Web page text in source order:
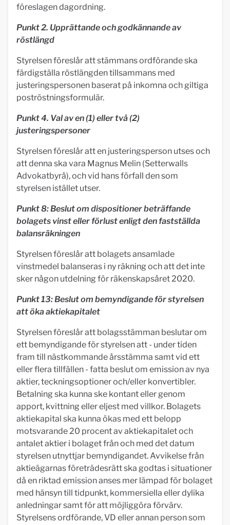
föreslagen dagordning.
Punkt 2. Upprättande och godkännande av
röstlängd
Styrelsen föreslår att stämmans ordförande ska
färdigställa röstlängden tillsammans med
justeringspersonen baserat på inkomna och giltiga
poströstningsformulär.
Punkt 4. Val av en (1) eller två (2)
justeringspersoner
Styrelsen föreslår att en justeringsperson utses och
att denna ska vara Magnus Melin (Setterwalls
Advokatbyrå), och vid hans förfall den som
styrelsen istället utser.
Punkt 8: Beslut om dispositioner beträffande
bolagets vinst eller förlust enligt den fastställda
balansräkningen
Styrelsen föreslår att bolagets ansamlade
vinstmedel balanseras i ny räkning och att det inte
sker någon utdelning för räkenskapsåret 2020.
Punkt 13: Beslut om bemyndigande för styrelsen
att öka aktiekapitalet
Styrelsen föreslår att bolagsstämman beslutar om
ett bemyndigande för styrelsen att - under tiden
fram till nästkommande årsstämma samt vid ett
eller flera tillfällen - fatta beslut om emission av nya
aktier, teckningsoptioner och/eller konvertibler.
Betalning ska kunna ske kontant eller genom
apport, kvittning eller eljest med villkor. Bolagets
aktiekapital ska kunna ökas med ett belopp
motsvarande 20 procent av aktiekapitalet och
antalet aktier i bolaget från och med det datum
styrelsen utnyttjar bemyndigandet. Avvikelse från
aktieägarnas företrädesrätt ska godtas i situationer
då en riktad emission anses mer lämpad för bolaget
med hänsyn till tidpunkt, kommersiella eller dylika
anledningar samt för att möjliggöra förvärv.
Styrelsens ordförande, VD eller annan person som